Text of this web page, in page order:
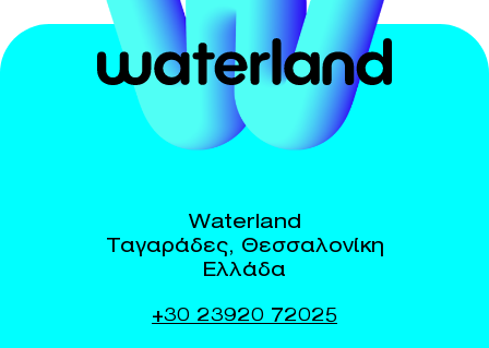
Εισιτήρια
Waterland
Ταγαράδες, Θεσσαλονίκη
Ελλάδα
+30 23920 72025